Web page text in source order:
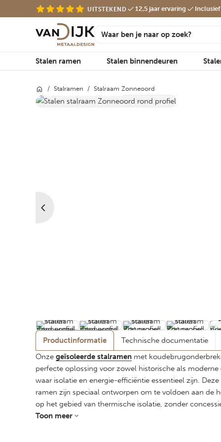
UITSTEKEND 12,5 jaar ervaring
Stalen ramen Stalen binnendeuren
/ Stalramen / Stalraam Zonneoord
Van Dijk Rond Profiel®
Productinformatie
Technische documentatie
Onze geïsoleerde stalramen met
perfecte oplossing voor zowel historische als moderne
waar isolatie en energie-efficiëntie essentieel zijn.
ramen zijn speciaal ontworpen om te voldoen aan de
op het gebied van thermische isolatie, zonder
de authentieke uitstraling en robuustheid die u van Van
Toon meer